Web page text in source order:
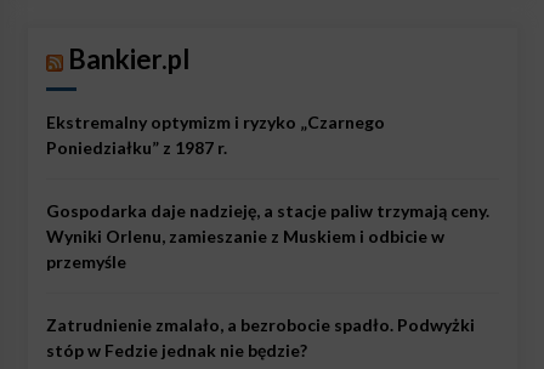
Bankier.pl
Ekstremalny optymizm i ryzyko „Czarnego
Poniedziałku” z 1987 r.
Gospodarka daje nadzieję, a stacje paliw trzymają ceny.
Wyniki Orlenu, zamieszanie z Muskiem i odbicie w
przemyśle
Zatrudnienie zmalało, a bezrobocie spadło. Podwyżki
stóp w Fedzie jednak nie będzie?